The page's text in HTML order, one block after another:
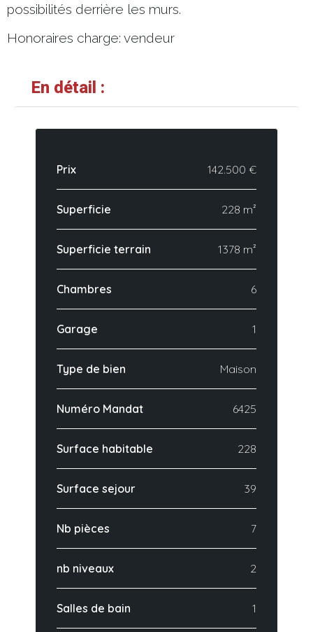
possibilités derrière les murs.
Honoraires charge: vendeur
En détail :
Prix 142.500 €
Superficie 228 m²
Superficie terrain 1378 m²
Chambres 6
Garage 1
Type de bien Maison
Numéro Mandat 6425
Surface habitable 228
Surface sejour 39
Nb pièces 7
nb niveaux 2
Salles de bain 1